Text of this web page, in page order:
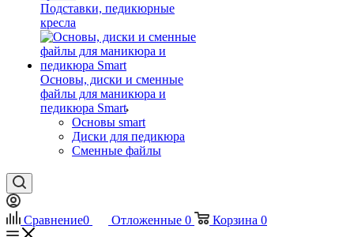
Подставки, педикюрные
кресла
Основы, диски и сменные
файлы для маникюра и
педикюра Smart
Основы smart
Диски для педикюра
Сменные файлы
Сравнение0 Отложенные 0 Корзина 0